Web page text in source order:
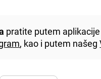
pratite putem
, kao i putem našeg